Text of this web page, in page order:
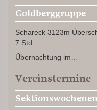
Goldberggruppe
Schareck 3123m
7 Std.
Übernachtung im…
Vereinstermine